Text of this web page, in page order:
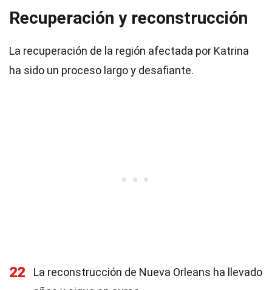
Recuperación y reconstrucción
La recuperación de la región afectada por Katrina
ha sido un proceso largo y desafiante.
22
La reconstrucción de Nueva Orleans ha llevado